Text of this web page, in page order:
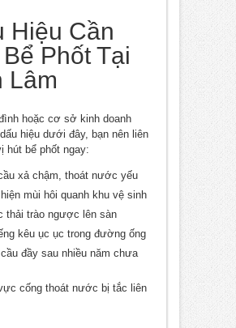
Hiệu Cần
Phốt Tại
Lâm
hoặc cơ sở kinh doanh
hiệu dưới đây, bạn nên liên
hút bể phốt ngay:
xả chậm, thoát nước yếu
mùi hôi quanh khu vệ sinh
thải trào ngược lên sàn
kêu ục ục trong đường ống
đầy sau nhiều năm chưa
cống thoát nước bị tắc liên